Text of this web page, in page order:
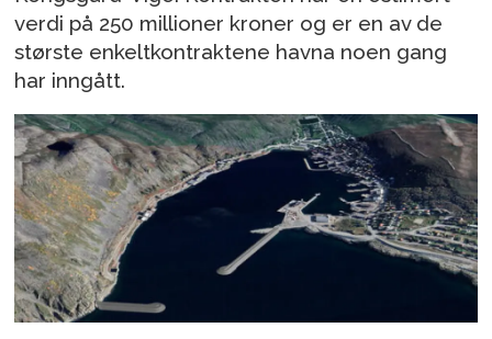
verdi på 250 millioner kroner og er en av de
største enkeltkontraktene havna noen gang
har inngått.